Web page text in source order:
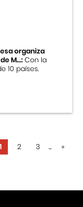
organiza
M...:Con la
10 países.
1 2 3 ... »